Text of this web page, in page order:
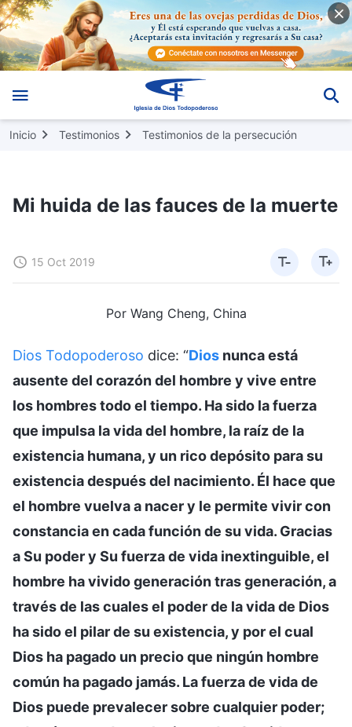
Inicio Testimonios Testimonios de la persecución
Mi huida de las fauces de la muerte
15 Oct 2019
Por Wang Cheng, China
Dios Todopoderoso dice: “Dios nunca está
ausente del corazón del hombre y vive entre
los hombres todo el tiempo. Ha sido la fuerza
que impulsa la vida del hombre, la raíz de la
existencia humana, y un rico depósito para su
existencia después del nacimiento. Él hace que
el hombre vuelva a nacer y le permite vivir con
constancia en cada función de su vida. Gracias
a Su poder y Su fuerza de vida inextinguible, el
hombre ha vivido generación tras generación, a
través de las cuales el poder de la vida de Dios
ha sido el pilar de su existencia, y por el cual
Dios ha pagado un precio que ningún hombre
común ha pagado jamás. La fuerza de vida de
Dios puede prevalecer sobre cualquier poder;